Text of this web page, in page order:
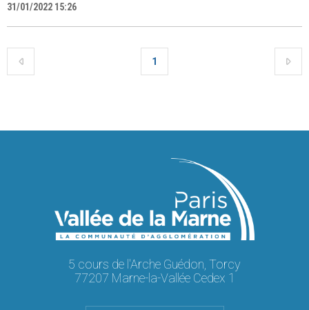
31/01/2022 15:26
1
5 cours de l'Arche Guédon, Torcy
77207 Marne-la-Vallée Cedex 1